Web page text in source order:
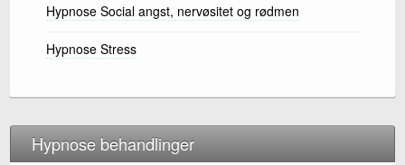
Hypnose Social angst, nervøsitet og rødmen
Hypnose Stress
Hypnose behandlinger